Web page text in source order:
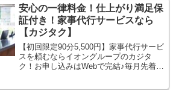
がついていて、ブザーを鳴らすと保護者
にブザーを鳴らした位置の情報を合わせ
て知らせることができます。
安心の一律料金！仕上がり満足保
証付き！家事代行サービスなら
【カジタク】
【初回限定90分5,500円】家事代行サービ
スを頼むならイオングループのカジタ
ク！お申し込みはWebで完結♪毎月先着30